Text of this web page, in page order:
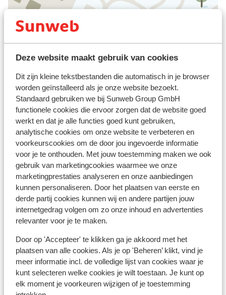
Deze website maakt gebruik van cookies
Dit zijn kleine tekstbestanden die automatisch in je browser
worden geïnstalleerd als je onze website bezoekt.
Standaard gebruiken we bij Sunweb Group GmbH
functionele cookies die ervoor zorgen dat de website goed
werkt en dat je alle functies goed kunt gebruiken,
analytische cookies om onze website te verbeteren en
voorkeurscookies om de door jou ingevoerde informatie
voor je te onthouden. Met jouw toestemming maken we ook
gebruik van marketingcookies waarmee we onze
marketingprestaties analyseren en onze aanbiedingen
kunnen personaliseren. Door het plaatsen van eerste en
derde partij cookies kunnen wij en andere partijen jouw
internetgedrag volgen om zo onze inhoud en advertenties
relevanter voor je te maken.
Door op 'Accepteer' te klikken ga je akkoord met het
plaatsen van alle cookies. Als je op 'Beheren’ klikt, vind je
meer informatie incl. de volledige lijst van cookies waar je
kunt selecteren welke cookies je wilt toestaan. Je kunt op
elk moment je voorkeuren wijzigen of je toestemming
Afstanden
In het centrum
Skipiste: 300 m
Skilift: 300 m
Winkels: 100 m
Afstand tot dichtstbijzijnde (mini)supermarkt
Restaurant: 100 m
Skipas, -les en verhuur
Skipas
Skilessen
Skimateriaal